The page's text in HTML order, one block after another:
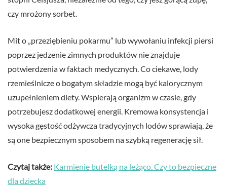
czy mrożony sorbet.
Mit o „przeziębieniu pokarmu” lub wywołaniu infekcji piersi
poprzez jedzenie zimnych produktów nie znajduje
potwierdzenia w faktach medycznych. Co ciekawe, lody
rzemieślnicze o bogatym składzie mogą być kalorycznym
uzupełnieniem diety. Wspierają organizm w czasie, gdy
potrzebujesz dodatkowej energii. Kremowa konsystencja i
wysoka gęstość odżywcza tradycyjnych lodów sprawiają, że
są one bezpiecznym sposobem na szybką regenerację sił.
Czytaj także: Karmienie butelką na leżąco. Czy to bezpieczne
dla dziecka